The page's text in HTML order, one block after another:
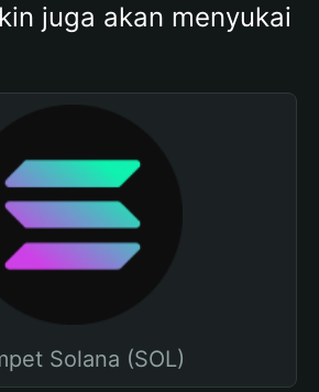
juga akan menyukai
Solana (SOL)